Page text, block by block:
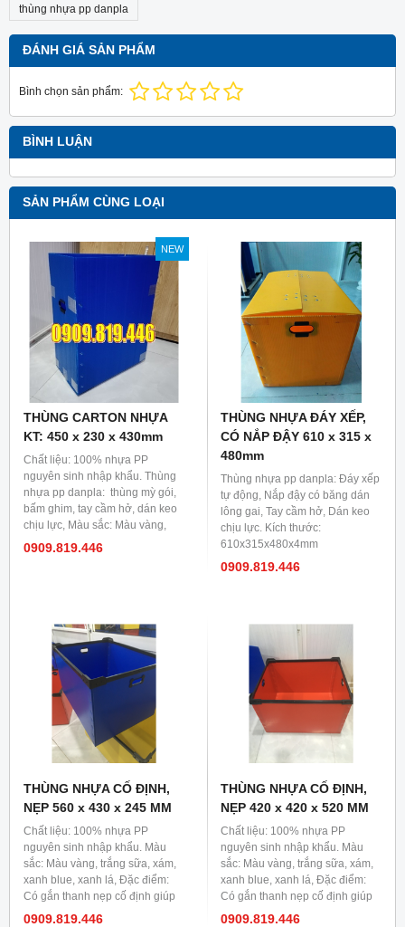
thùng nhựa pp danpla
ĐÁNH GIÁ SẢN PHẨM
Bình chọn sản phẩm:
BÌNH LUẬN
SẢN PHẨM CÙNG LOẠI
NEW
THÙNG CARTON NHỰA
KT: 450 x 230 x 430mm
Chất liệu: 100% nhựa PP
nguyên sinh nhập khẩu. Thùng
nhựa pp danpla: thùng mỳ gói,
bấm ghim, tay cầm hở, dán keo
chịu lực, Màu sắc: Màu vàng,
trắng sữa, xám, xanh blue, xanh
0909.819.446
THÙNG NHỰA ĐÁY XẾP,
CÓ NẮP ĐẬY 610 x 315 x
480mm
Thùng nhựa pp danpla: Đáy xếp
tự động, Nắp đậy có băng dán
lông gai, Tay cầm hở, Dán keo
chịu lực. Kích thước:
610x315x480x4mm
0909.819.446
THÙNG NHỰA CỐ ĐỊNH,
NẸP 560 x 430 x 245 MM
Chất liệu: 100% nhựa PP
nguyên sinh nhập khẩu. Màu
sắc: Màu vàng, trắng sữa, xám,
xanh blue, xanh lá, Đặc điểm:
Có gắn thanh nẹp cố định giúp
thùng cứng cáp hơn, chống đỡ
0909.819.446
THÙNG NHỰA CỐ ĐỊNH,
NẸP 420 x 420 x 520 MM
Chất liệu: 100% nhựa PP
nguyên sinh nhập khẩu. Màu
sắc: Màu vàng, trắng sữa, xám,
xanh blue, xanh lá, Đặc điểm:
Có gắn thanh nẹp cố định giúp
thùng cứng cáp hơn, chống đỡ
0909.819.446